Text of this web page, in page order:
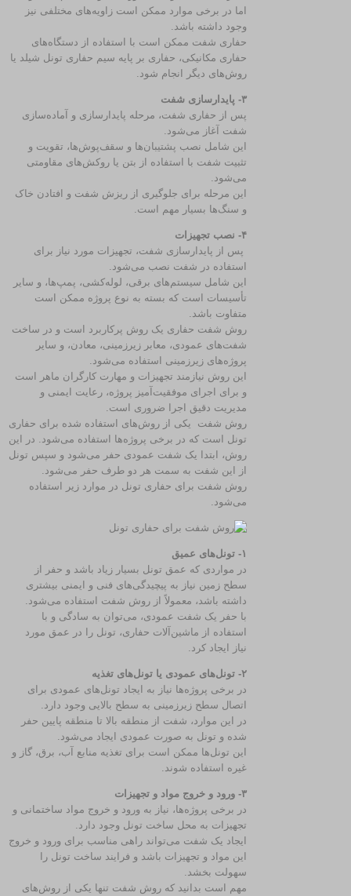
اما در برخی موارد ممکن است زاویه‌های مختلفی نیز
وجود داشته باشد.
حفاری شفت ممکن است با استفاده از دستگاه‌های
حفاری مکانیکی، حفاری بر پایه سیم حفاری تونل شیلد یا
روش‌های دیگر انجام شود.
۳- پایدارسازی شفت
پس از حفاری شفت، مرحله پایدارسازی و آماده‌سازی
شفت آغاز می‌شود.
این شامل نصب پشتیبان‌ها و سقف‌پوش‌ها، تقویت و
تثبیت شفت با استفاده از بتن یا روکش‌های مقاومتی
می‌شود.
این مرحله برای جلوگیری از ریزش شفت و افتادن خاک
و سنگ‌ها بسیار مهم است.
۴- نصب تجهیزات
پس از پایدارسازی شفت، تجهیزات مورد نیاز برای
استفاده در شفت نصب می‌شود.
این شامل سیستم‌های برقی، لوله‌کشی، پمپ‌ها، و سایر
تأسیسات است که بسته به نوع پروژه ممکن است
متفاوت باشد.
روش شفت حفاری یک روش پرکاربرد است و در ساخت
شفت‌های عمودی، معابر زیرزمینی، معادن، و سایر
پروژه‌های زیرزمینی استفاده می‌شود.
این روش نیازمند تجهیزات و مهارت کارگران ماهر است
و برای اجرای موفقیت‌آمیز پروژه، رعایت ایمنی و
مدیریت دقیق اجرا ضروری است.
روش شفت یکی از روش‌های استفاده شده برای حفاری
تونل است که در برخی پروژه‌ها استفاده می‌شود. در این
روش، ابتدا یک شفت عمودی حفر می‌شود و سپس تونل
از این شفت به سمت هر دو طرف حفر می‌شود.
روش شفت برای حفاری تونل در موارد زیر استفاده
می‌شود.
۱- تونل‌های عمیق
در مواردی که عمق تونل بسیار زیاد باشد و حفر از
سطح زمین نیاز به پیچیدگی‌های فنی و ایمنی بیشتری
داشته باشد، معمولاً از روش شفت استفاده می‌شود.
با حفر یک شفت عمودی، می‌توان به سادگی و با
استفاده از ماشین‌آلات حفاری، تونل را در عمق مورد
نیاز ایجاد کرد.
۲- تونل‌های عمودی یا تونل‌های تغذیه
در برخی پروژه‌ها نیاز به ایجاد تونل‌های عمودی برای
اتصال سطح زیرزمینی به سطح بالایی وجود دارد.
در این موارد، شفت از منطقه بالا تا منطقه پایین حفر
شده و تونل به صورت عمودی ایجاد می‌شود.
این تونل‌ها ممکن است برای تغذیه منابع آب، برق، گاز و
غیره استفاده شوند.
۳- ورود و خروج مواد و تجهیزات
در برخی پروژه‌ها، نیاز به ورود و خروج مواد ساختمانی و
تجهیزات به محل ساخت تونل وجود دارد.
ایجاد یک شفت می‌تواند راهی مناسب برای ورود و خروج
این مواد و تجهیزات باشد و فرایند ساخت تونل را
سهولت بخشد.
مهم است بدانید که روش شفت تنها یکی از روش‌های